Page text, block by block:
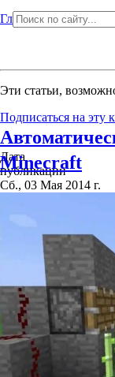
Главная
Эти статьи,
Подписаться на эту
Minecraft
Дата
публикации
Сб., 03 Мая 2014 г.